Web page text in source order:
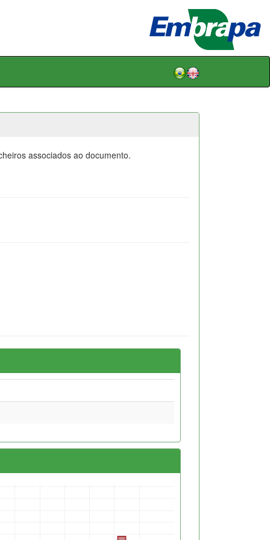
associados ao documento.